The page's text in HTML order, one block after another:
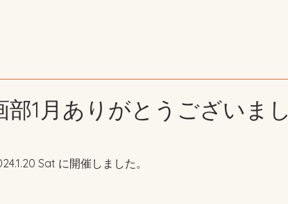
1月ありがとうございまし
Sat に開催しました。